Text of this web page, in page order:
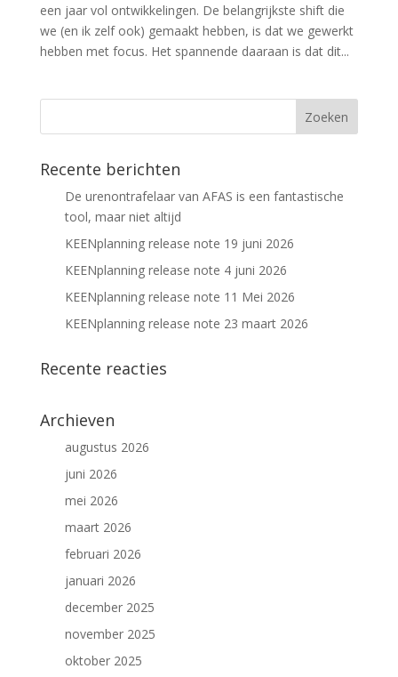
een jaar vol ontwikkelingen. De belangrijkste shift die
we (en ik zelf ook) gemaakt hebben, is dat we gewerkt
hebben met focus. Het spannende daaraan is dat dit...
Recente berichten
De urenontrafelaar van AFAS is een fantastische
tool, maar niet altijd
KEENplanning release note 19 juni 2026
KEENplanning release note 4 juni 2026
KEENplanning release note 11 Mei 2026
KEENplanning release note 23 maart 2026
Recente reacties
Archieven
augustus 2026
juni 2026
mei 2026
maart 2026
februari 2026
januari 2026
december 2025
november 2025
oktober 2025